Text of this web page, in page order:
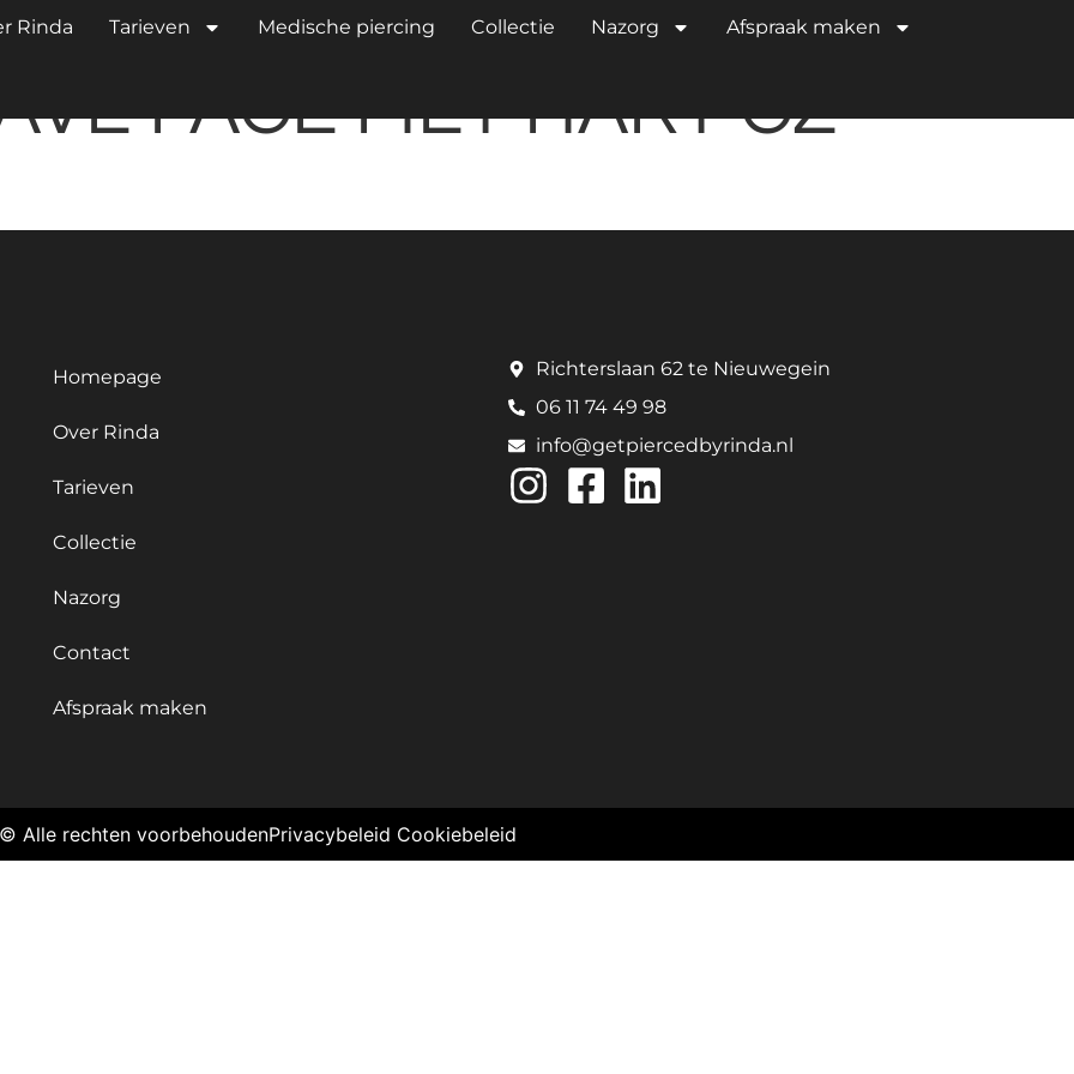
Rinda Tarieven Medische piercing Collectie Nazorg Afspraak maken
TITANIUM
FACE MET HART CZ
Homepage
Over Rinda
Tarieven
Collectie
Nazorg
Contact
Afspraak maken
Richterslaan 62 te Nieuwegein
06 11 74 49 98
info@getpiercedbyrinda.nl
Alle rechten voorbehoudenPrivacybeleid Cookiebeleid